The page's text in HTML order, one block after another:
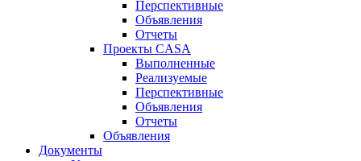
Перспективные
Объявления
Отчеты
Проекты CASA
Выполненные
Реализуемые
Перспективные
Объявления
Отчеты
Объявления
Документы